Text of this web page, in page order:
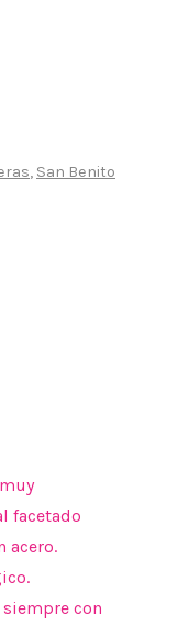
, San Benito
facetado
acero.
con